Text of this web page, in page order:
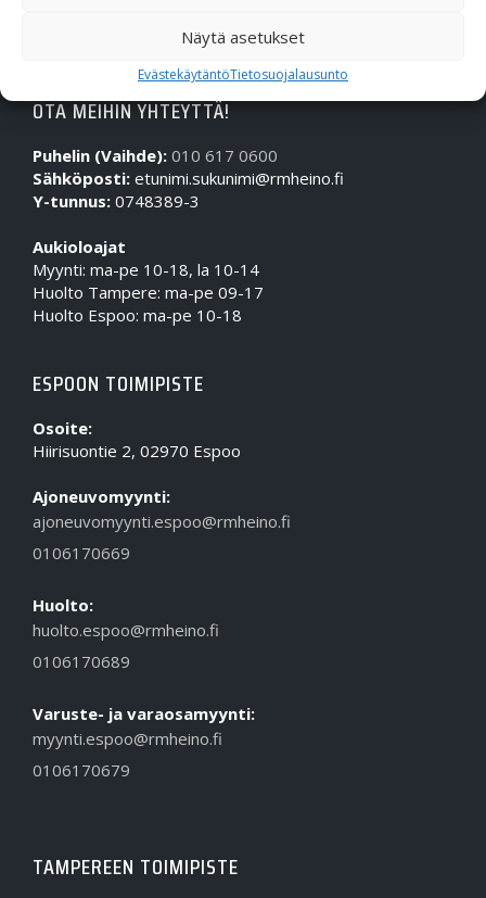
Näytä asetukset
EvästekäytäntöTietosuojalausunto
OTA MEIHIN YHTEYTTÄ!
Puhelin (Vaihde): 010 617 0600
Sähköposti: etunimi.sukunimi@rmheino.fi
Y-tunnus: 0748389-3
Aukioloajat
Myynti: ma-pe 10-18, la 10-14
Huolto Tampere: ma-pe 09-17
Huolto Espoo: ma-pe 10-18
ESPOON TOIMIPISTE
Osoite:
Hiirisuontie 2, 02970 Espoo
Ajoneuvomyynti:
ajoneuvomyynti.espoo@rmheino.fi
0106170669
Huolto:
huolto.espoo@rmheino.fi
0106170689
Varuste- ja varaosamyynti:
myynti.espoo@rmheino.fi
0106170679
TAMPEREEN TOIMIPISTE